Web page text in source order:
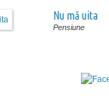
Nu mă uita
Pensiune